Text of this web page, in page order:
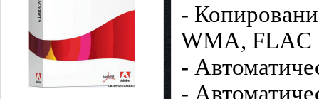
-
WMA, FLAC
-
-